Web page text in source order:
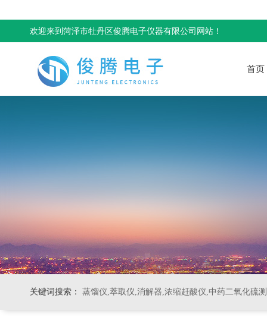
欢迎来到菏泽市牡丹区俊腾电子仪器有限公司网站！
首页
关键词搜索： 蒸馏仪,萃取仪,消解器,浓缩赶酸仪,中药二氧化硫